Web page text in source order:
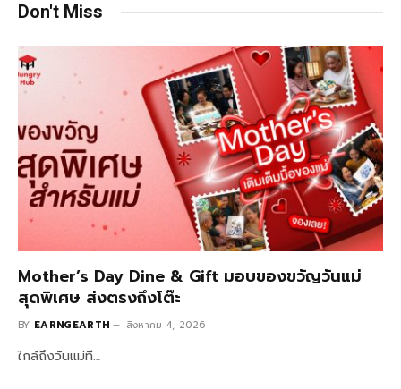
Don't Miss
Mother’s Day Dine & Gift มอบของขวัญวันแม่
สุดพิเศษ ส่งตรงถึงโต๊ะ
BY EARNGEARTH สิงหาคม 4, 2026
ใกล้ถึงวันแม่ที…